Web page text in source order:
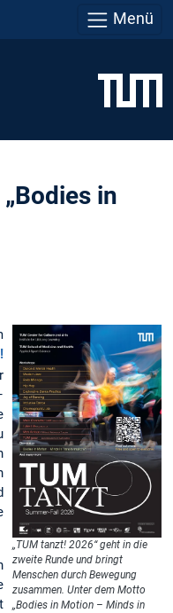
Menü
in
„TUM tanzt! 2026“ geht in die
zweite Runde und bringt
Menschen durch Bewegung
zusammen. Unter dem Motto
„Bodies in Motion – Minds in